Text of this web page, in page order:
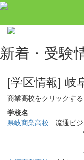
新着・受験
[学区情報] 岐
商業高校をクリックす
学校名
県岐商業高校 流通ビジ
情報
国際コ
会計シ